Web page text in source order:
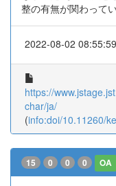
整の有無が関わって
2022-08-02 08:55:59
https://
char/ja/
(info:doi/10.11260/
15 0 0 0 OA